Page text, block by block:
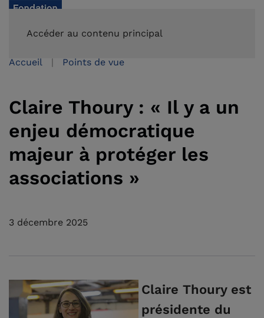
Accéder au contenu principal
Accueil Points de vue
Claire Thoury : « Il y a un
enjeu démocratique
majeur à protéger les
associations »
3 décembre 2025
Claire Thoury est
présidente du